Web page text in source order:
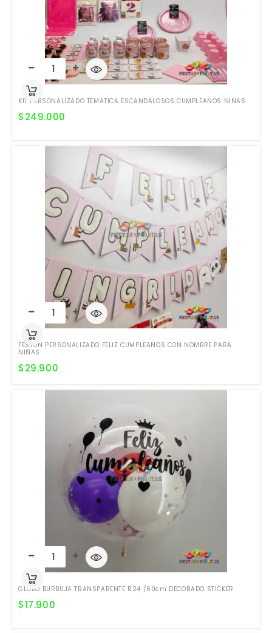
KIT PERSONALIZADO TEMATICA ESCANDALOSOS CUMPLEAÑOS NIÑAS
$249.000
FESTÓN PERSONALIZADO FELIZ CUMPLEAÑOS CON NOMBRE PARA
NIÑAS
$29.900
GLOBO BURBUJA TRANSPARENTE R24 /60cm DECORADO STICKER
$17.900